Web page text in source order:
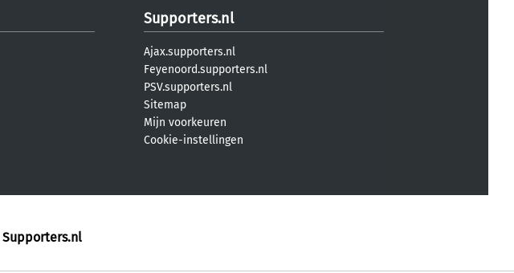
Supporters.nl
Ajax.supporters.nl
Feyenoord.supporters.nl
PSV.supporters.nl
Sitemap
Mijn voorkeuren
Cookie-instellingen
Supporters.nl